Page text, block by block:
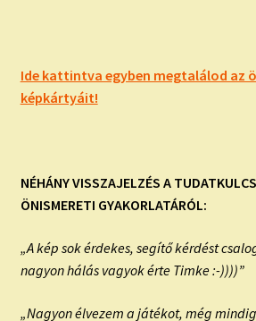
Ide kattintva egyben megtalálod az
képkártyáit!
NÉHÁNY VISSZAJELZÉS A
ÖNISMERETI GYAKORLATÁRÓL:
„A kép sok érdekes, segítő kérdést
nagyon hálás vagyok érte Timke :-))))”
„Nagyon élvezem a játékot, még